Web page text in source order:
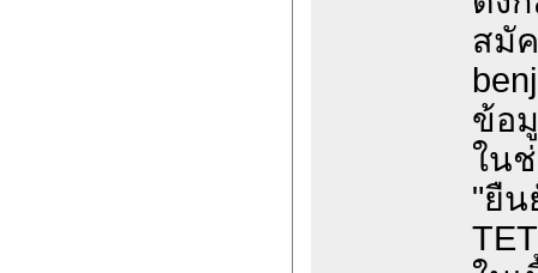
สมั
ข้อ
ใน
"ยืน